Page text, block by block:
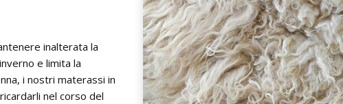
inalterata la
e limita la
i nostri materassi in
nel corso del